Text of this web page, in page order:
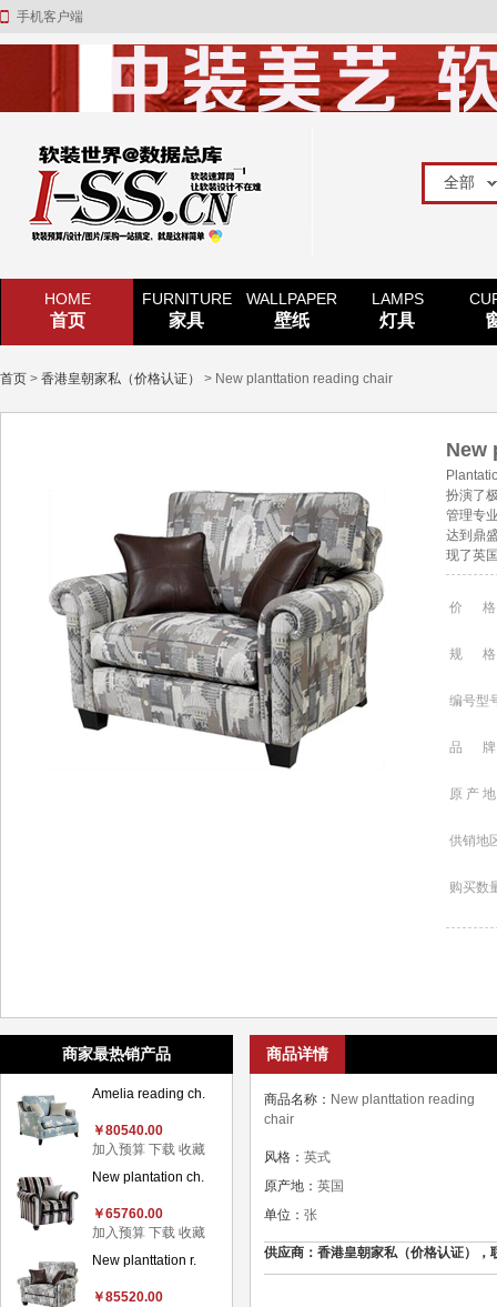
手机客户端
HOME
首页
FURNITURE
家具
WALLPAPER
壁纸
LAMPS
灯具
首页 > 香港皇朝家私（价格认证） > New planttation reading chair
New
扮演了
管理专
达到鼎
现了英
价 格
规 格
编号型
品 牌
原 产
供销地
购买数
商家最热销产品
Amelia reading ch.
￥80540.00
加入预算 下载 收藏
New plantation ch.
￥65760.00
加入预算 下载 收藏
New planttation r.
￥85520.00
商品详情
商品名称： New planttation reading
chair
风格： 英式
原产地： 英国
单位： 张
供应商：香港皇朝家私（价格认证）